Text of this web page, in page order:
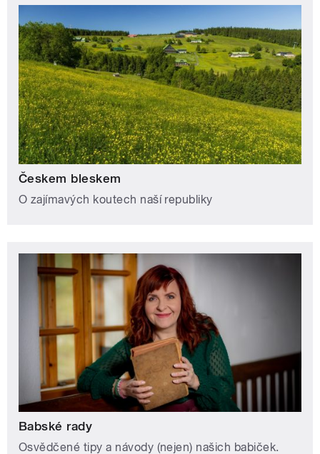
Českem bleskem
O zajímavých koutech naší republiky
Babské rady
Osvědčené tipy a návody (nejen) našich babiček.